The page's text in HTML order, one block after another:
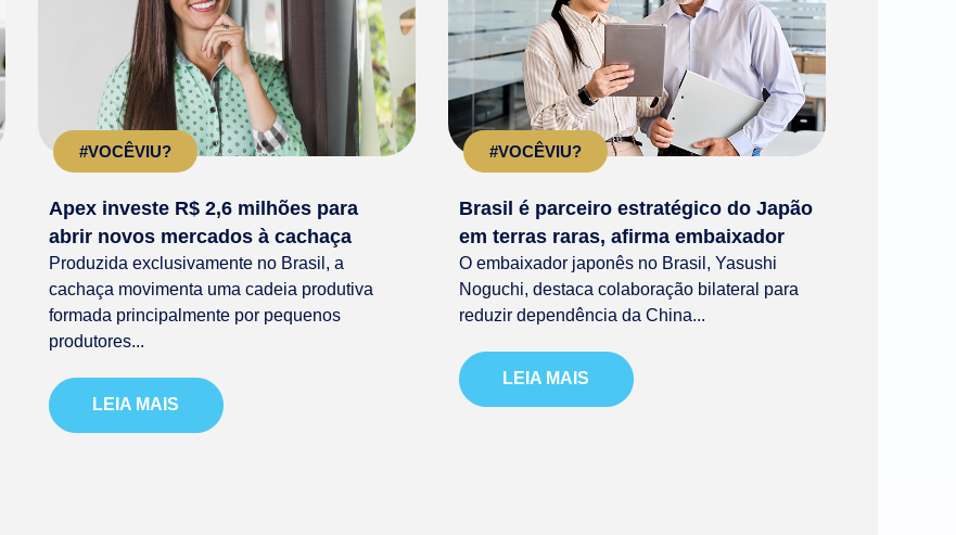
#VOCÊVIU?
Apex investe R$ 2,6 milhões para
abrir novos mercados à cachaça
Produzida exclusivamente no Brasil, a
cachaça movimenta uma cadeia produtiva
formada principalmente por pequenos
produtores...
LEIA MAIS
#VOCÊVIU?
Brasil é parceiro estratégico do Japão
em terras raras, afirma embaixador
O embaixador japonês no Brasil, Yasushi
Noguchi, destaca colaboração bilateral para
reduzir dependência da China...
LEIA MAIS